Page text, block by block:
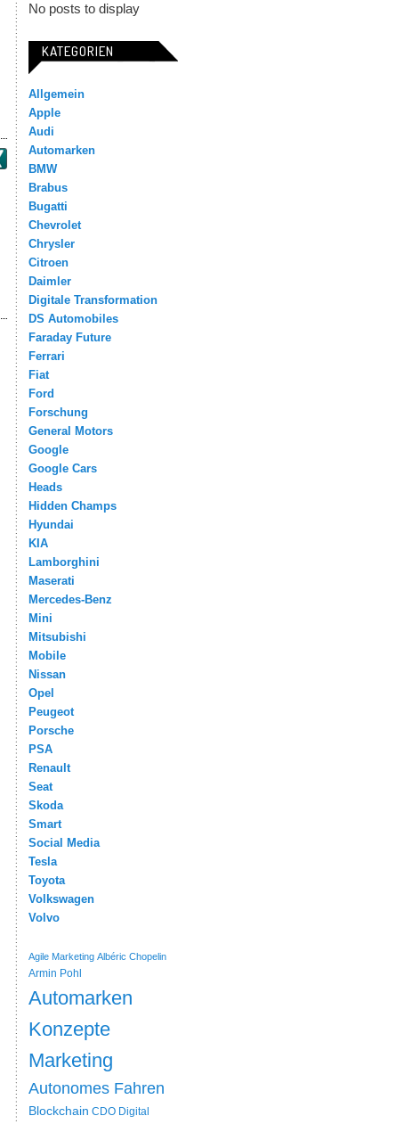
No posts to display
KATEGORIEN
Allgemein
Apple
Audi
Automarken
BMW
Brabus
Bugatti
Chevrolet
Chrysler
Citroen
Daimler
Digitale Transformation
DS Automobiles
Faraday Future
Ferrari
Fiat
Ford
Forschung
General Motors
Google
Google Cars
Heads
Hidden Champs
Hyundai
KIA
Lamborghini
Maserati
Mercedes-Benz
Mini
Mitsubishi
Mobile
Nissan
Opel
Peugeot
Porsche
PSA
Renault
Seat
Skoda
Smart
Social Media
Tesla
Toyota
Volkswagen
Volvo
Agile Marketing Albéric Chopelin
Armin Pohl
Automarken
Konzepte
Marketing
Autonomes Fahren
Blockchain CDO Digital